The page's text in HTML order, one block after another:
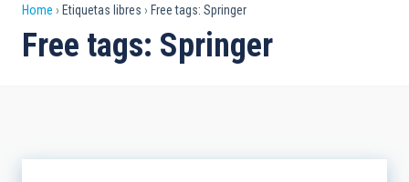
Breadcrumb
Home Etiquetas libres Free tags: Springer
Free tags: Springer